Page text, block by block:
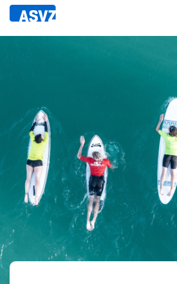
Direkt
zum
Sportarten
Sportanlagen
Events
ASVZ@home